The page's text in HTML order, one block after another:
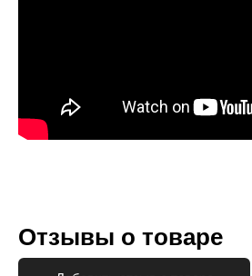
Отзывы о товаре